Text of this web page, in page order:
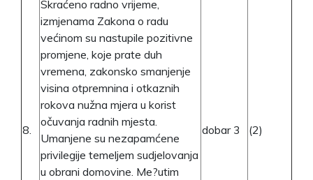
8.
Skraćeno radno vrijeme,
izmjenama Zakona o radu
većinom su nastupile pozitivne
promjene, koje prate duh
vremena, zakonsko smanjenje
visina otpremnina i otkaznih
rokova nužna mjera u korist
očuvanja radnih mjesta.
Umanjene su nezapamćene
privilegije temeljem sudjelovanja
u obrani domovine. Me?utim
dobar 3 (2)